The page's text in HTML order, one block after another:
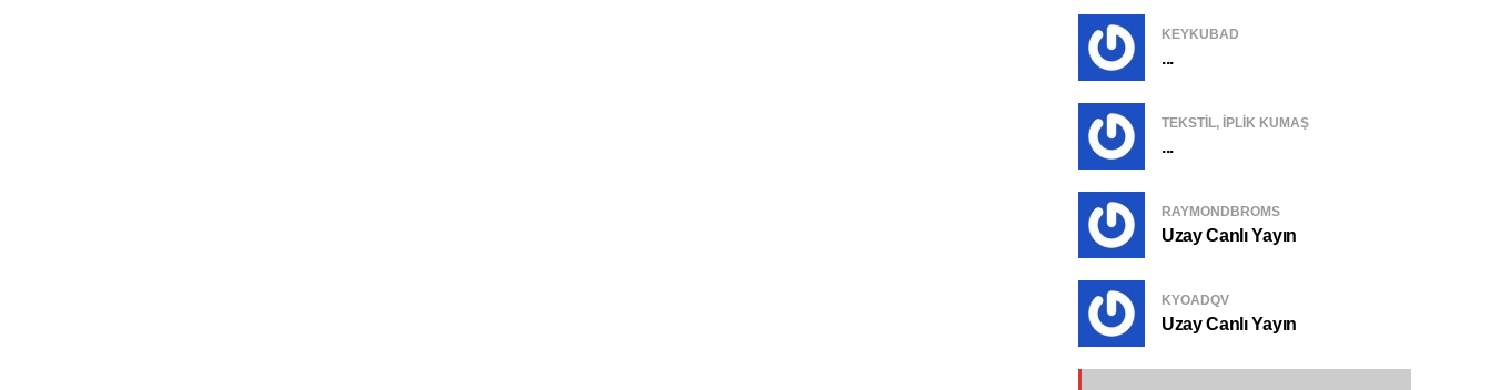
KEYKUBAD
...
TEKSTIL, IPLIK KUMAŞ
...
RAYMONDBROMS
Uzay Canlı Yayın
KYOADQV
Uzay Canlı Yayın